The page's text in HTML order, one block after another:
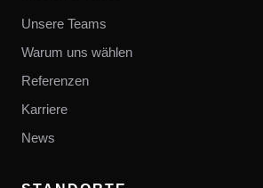
Unsere Teams
Warum uns wählen
Referenzen
Karriere
News